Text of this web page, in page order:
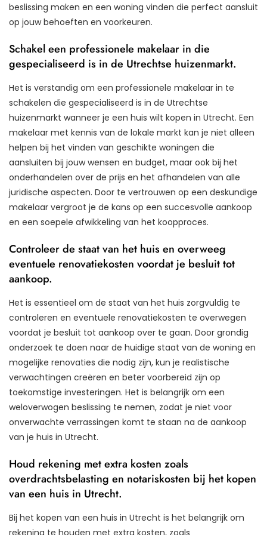
beslissing maken en een woning vinden die perfect aansluit
op jouw behoeften en voorkeuren.
Schakel een professionele makelaar in die
gespecialiseerd is in de Utrechtse huizenmarkt.
Het is verstandig om een professionele makelaar in te
schakelen die gespecialiseerd is in de Utrechtse
huizenmarkt wanneer je een huis wilt kopen in Utrecht. Een
makelaar met kennis van de lokale markt kan je niet alleen
helpen bij het vinden van geschikte woningen die
aansluiten bij jouw wensen en budget, maar ook bij het
onderhandelen over de prijs en het afhandelen van alle
juridische aspecten. Door te vertrouwen op een deskundige
makelaar vergroot je de kans op een succesvolle aankoop
en een soepele afwikkeling van het koopproces.
Controleer de staat van het huis en overweeg
eventuele renovatiekosten voordat je besluit tot
aankoop.
Het is essentieel om de staat van het huis zorgvuldig te
controleren en eventuele renovatiekosten te overwegen
voordat je besluit tot aankoop over te gaan. Door grondig
onderzoek te doen naar de huidige staat van de woning en
mogelijke renovaties die nodig zijn, kun je realistische
verwachtingen creëren en beter voorbereid zijn op
toekomstige investeringen. Het is belangrijk om een
weloverwogen beslissing te nemen, zodat je niet voor
onverwachte verrassingen komt te staan na de aankoop
van je huis in Utrecht.
Houd rekening met extra kosten zoals
overdrachtsbelasting en notariskosten bij het kopen
van een huis in Utrecht.
Bij het kopen van een huis in Utrecht is het belangrijk om
rekening te houden met extra kosten, zoals